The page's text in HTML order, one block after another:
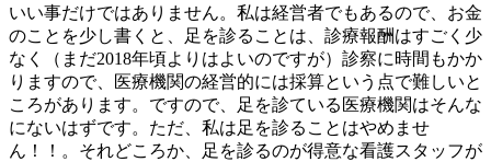
いい事だけではありません。私は経営者でもあるので、お金
のことを少し書くと、足を診ることは、診療報酬はすごく少
なく（まだ2018年頃よりはよいのですが）診察に時間もかか
りますので、医療機関の経営的には採算という点で難しいと
ころがあります。ですので、足を診ている医療機関はそんな
にないはずです。ただ、私は足を診ることはやめませ
ん！！。それどころか、足を診るのが得意な看護スタッフが